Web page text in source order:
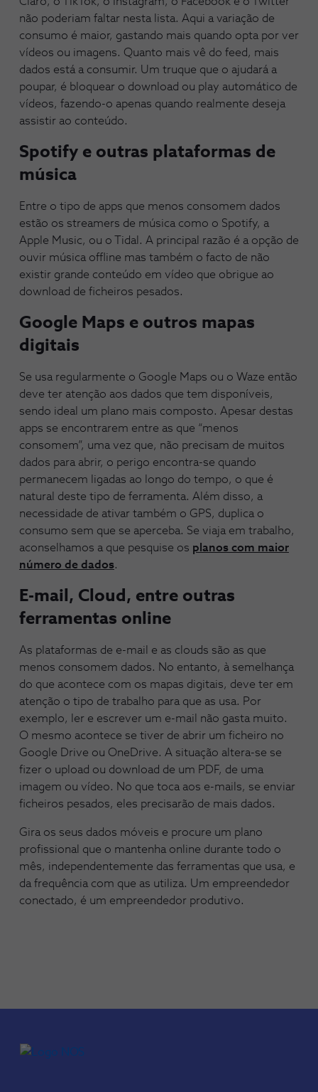
não poderiam faltar nesta lista. Aqui a variação de
consumo é maior, gastando mais quando opta por ver
vídeos ou imagens. Quanto mais vê do feed, mais
dados está a consumir. Um truque que o ajudará a
poupar, é bloquear o download ou play automático de
vídeos, fazendo-o apenas quando realmente deseja
assistir ao conteúdo.
Spotify e outras plataformas de
música
Entre o tipo de apps que menos consomem dados
estão os streamers de música como o Spotify, a
Apple Music, ou o Tidal. A principal razão é a opção de
ouvir música offline mas também o facto de não
existir grande conteúdo em vídeo que obrigue ao
download de ficheiros pesados.
Google Maps e outros mapas
digitais
Se usa regularmente o Google Maps ou o Waze então
deve ter atenção aos dados que tem disponíveis,
sendo ideal um plano mais composto. Apesar destas
apps se encontrarem entre as que “menos
consomem”, uma vez que, não precisam de muitos
dados para abrir, o perigo encontra-se quando
permanecem ligadas ao longo do tempo, o que é
natural deste tipo de ferramenta. Além disso, a
necessidade de ativar também o GPS, duplica o
consumo sem que se aperceba. Se viaja em trabalho,
aconselhamos a que pesquise os planos com maior
número de dados.
E-mail, Cloud, entre outras
ferramentas online
As plataformas de e-mail e as clouds são as que
menos consomem dados. No entanto, à semelhança
do que acontece com os mapas digitais, deve ter em
atenção o tipo de trabalho para que as usa. Por
exemplo, ler e escrever um e-mail não gasta muito.
O mesmo acontece se tiver de abrir um ficheiro no
Google Drive ou OneDrive. A situação altera-se se
fizer o upload ou download de um PDF, de uma
imagem ou vídeo. No que toca aos e-mails, se enviar
ficheiros pesados, eles precisarão de mais dados.
Gira os seus dados móveis e procure um plano
profissional que o mantenha online durante todo o
mês, independentemente das ferramentas que usa, e
da frequência com que as utiliza. Um empreendedor
conectado, é um empreendedor produtivo.